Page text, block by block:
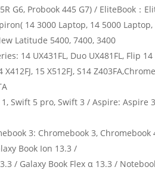
G6, Probook 445 G7) / EliteBook：
14 3000 Laptop, 14 5000
Latitude 5400, 7400, 3400
14 UX431FL, Duo UX481FL, Flip
X412FJ, 15 X512FJ, S14
1, Swift 5 pro, Swift 3 / Aspire: Aspire
3: Chromebook 3,
Book Ion 13.3 /
/ Galaxy Book Flex α 13.3 /